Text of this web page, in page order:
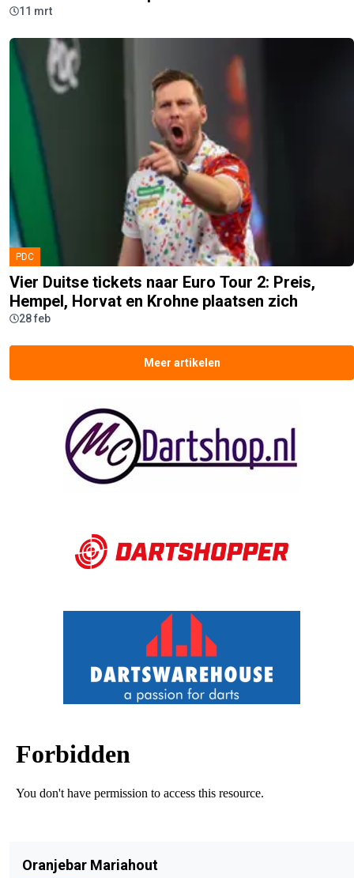
11 mrt
PDC
Vier Duitse tickets naar Euro Tour 2: Preis,
Hempel, Horvat en Krohne plaatsen zich
28 feb
Meer artikelen
Oranjebar Mariahout